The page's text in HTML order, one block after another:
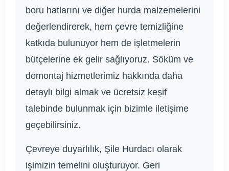
boru hatlarını ve diğer hurda malzemelerini
değerlendirerek, hem çevre temizliğine
katkıda bulunuyor hem de işletmelerin
bütçelerine ek gelir sağlıyoruz. Söküm ve
demontaj hizmetlerimiz hakkında daha
detaylı bilgi almak ve ücretsiz keşif
talebinde bulunmak için bizimle iletişime
geçebilirsiniz.
Çevreye duyarlılık, Şile Hurdacı olarak
işimizin temelini oluşturuyor. Geri